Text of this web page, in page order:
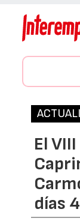
El
días